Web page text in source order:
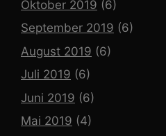
Oktober 2019 (6)
September 2019 (6)
August 2019 (6)
Juli 2019 (6)
Juni 2019 (6)
Mai 2019 (4)